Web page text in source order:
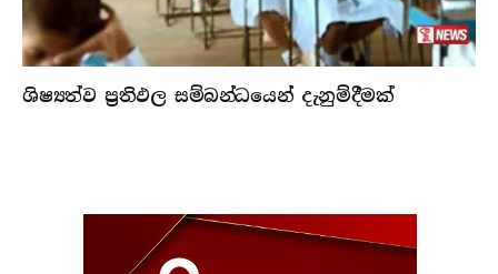
ශිෂ්‍යත්ව ප්‍රතිඵල සම්බන්ධයෙන් දැනුම්දීමක්